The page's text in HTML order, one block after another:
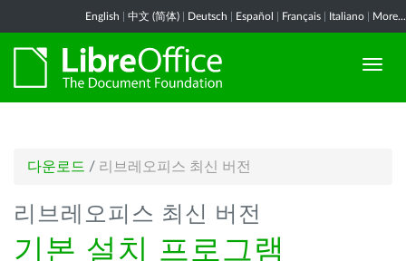
English 中文 (简体) Deutsch Español Français Italiano More...
다운로드 / 리브레오피스 최신 버전
리브레오피스 최신 버전
기본 설치 프로그램